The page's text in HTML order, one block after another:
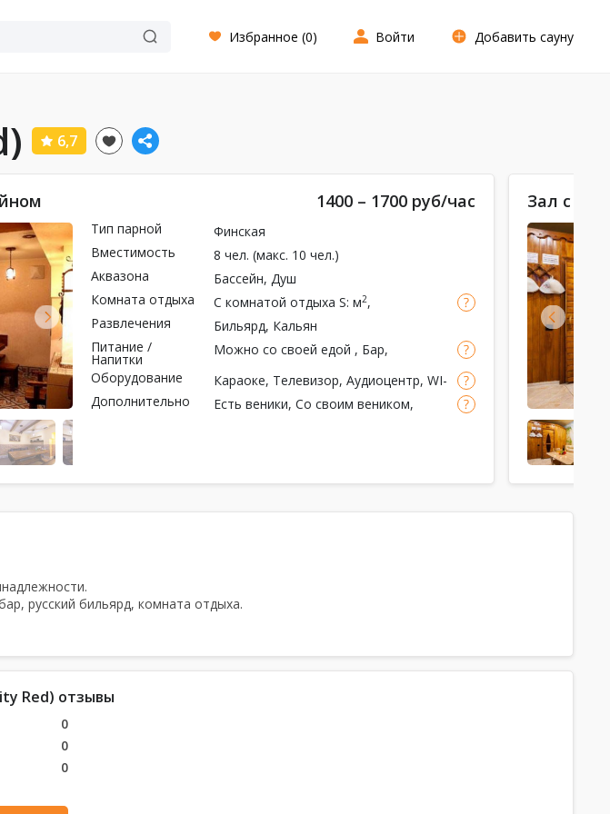
Избранное (0) Войти Добавить сауну
6,7
1400 – 1700 руб/час
Тип парной
Финская
Вместимость
8 чел. (макс. 10 чел.)
Аквазона
Бассейн, Душ
Комната отдыха
С комнатой отдыха S: м2,
вместимость: чел.
Развлечения Бильярд, Кальян
Питание /
Напитки
Можно со своей едой , Бар,
Оборудование Караоке, Телевизор, Аудиоцентр, WI-
FI, Камин на дровах
Дополнительно Есть веники, Со своим веником,
Зал с
русский бильярд, комната отдыха.
Red) отзывы
0
0
0